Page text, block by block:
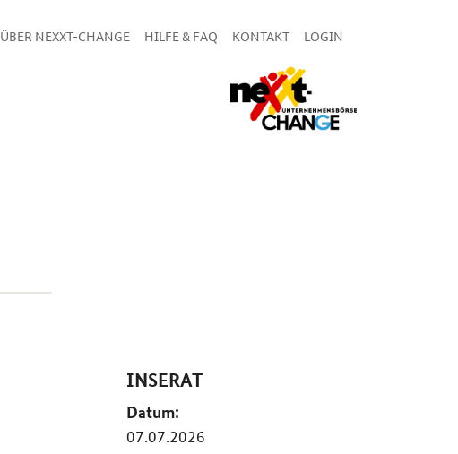
ÜBER NEXXT-CHANGE HILFE & FAQ KONTAKT LOGIN
INSERAT
Datum:
07.07.2026